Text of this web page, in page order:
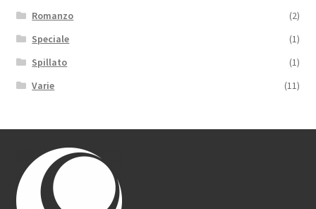
Romanzo
(2)
Speciale
(1)
Spillato
(1)
Varie
(11)